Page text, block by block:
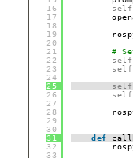
16
17
18
19
20
21
22
23
24
25
26
27
28
29
30
31
32
33
self
#
self
self
self
self
def